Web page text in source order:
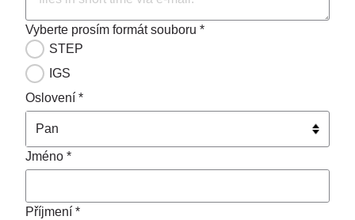
Vyberte prosím formát souboru *
STEP
IGS
Oslovení *
Jméno *
Příjmení *